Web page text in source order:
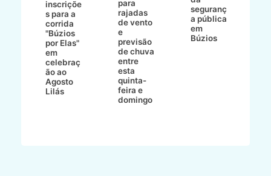
inscriçõe
s para a
corrida
"Búzios
por Elas"
em
celebraç
ão ao
Agosto
Lilás
para
rajadas
de vento
e
previsão
de chuva
entre
esta
quinta-
feira e
domingo
seguranç
a pública
em
Búzios